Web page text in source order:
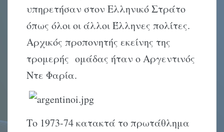
υπηρετήσαν στον Ελληνικό Στράτο
όπως όλοι οι άλλοι Έλληνες πολίτες.
Αρχικός προπονητής εκείνης της
τρομερής ομάδας ήταν ο Αργεντινός
Ντε Φαρία.
Το 1973-74 κατακτά το πρωτάθλημα